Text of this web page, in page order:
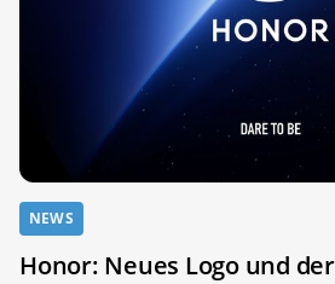
NEWS
Honor: Neues Logo und